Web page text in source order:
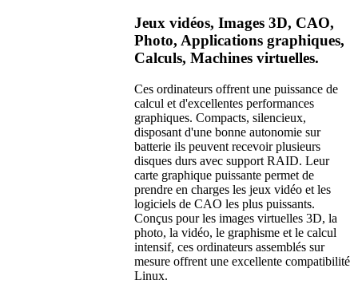
Jeux vidéos, Images 3D, CAO,
Photo, Applications graphiques,
Calculs, Machines virtuelles.
Ces ordinateurs offrent une puissance de
calcul et d'excellentes performances
graphiques. Compacts, silencieux,
disposant d'une bonne autonomie sur
batterie ils peuvent recevoir plusieurs
disques durs avec support RAID. Leur
carte graphique puissante permet de
prendre en charges les jeux vidéo et les
logiciels de CAO les plus puissants.
Conçus pour les images virtuelles 3D, la
photo, la vidéo, le graphisme et le calcul
intensif, ces ordinateurs assemblés sur
mesure offrent une excellente compatibilité
Linux.